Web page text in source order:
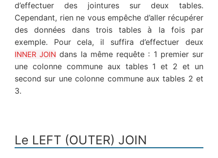
d’effectuer des jointures sur deux tables.
Cependant, rien ne vous empêche d’aller récupérer
des données dans trois tables à la fois par
exemple. Pour cela, il suffira d’effectuer deux
INNER JOIN dans la même requête : 1 premier sur
une colonne commune aux tables 1 et 2 et un
second sur une colonne commune aux tables 2 et
3.
Le LEFT (OUTER) JOIN